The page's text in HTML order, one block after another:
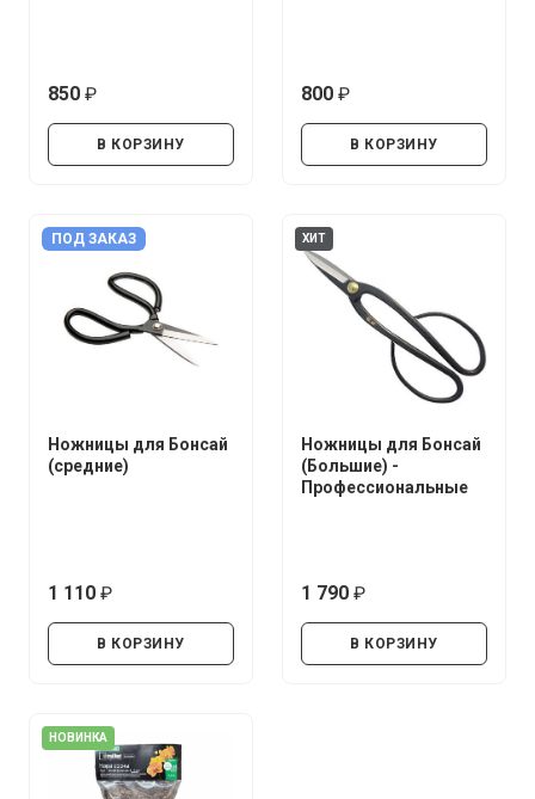
850
В КОРЗИНУ
800
В КОРЗИНУ
ПОД ЗАКАЗ
Ножницы для Бонсай
(средние)
1 110
В КОРЗИНУ
ХИТ
Ножницы для Бонсай
(Большие) -
Профессиональные
1 790
В КОРЗИНУ
НОВИНКА